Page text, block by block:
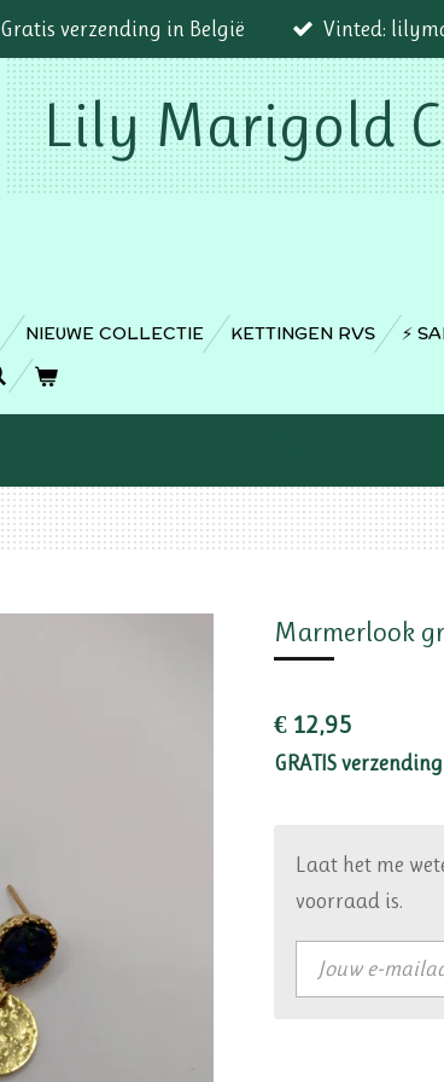
Gratis verzending in België Vinted:
Lily Marigold
NIEUWE COLLECTIE KETTINGEN RVS ⚡️
Marmerlook
€ 12,95
GRATIS verzending
Laat het me
voorraad is.